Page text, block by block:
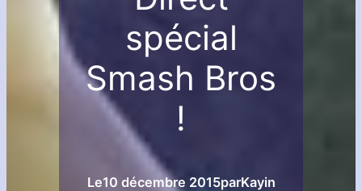
spécial
Smash Bros
!
Le10 décembre 2015parKayin